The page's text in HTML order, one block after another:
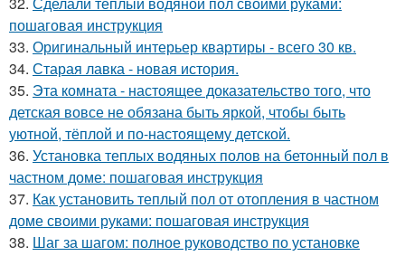
пошаговая инструкция
33. Оригинальный интерьер квартиры - всего 30 кв.
34. Старая лавка - новая история.
35. Эта комната - настоящее доказательство того, что
детская вовсе не обязана быть яркой, чтобы быть
уютной, тёплой и по-настоящему детской.
36. Установка теплых водяных полов на бетонный пол в
частном доме: пошаговая инструкция
37. Как установить теплый пол от отопления в частном
доме своими руками: пошаговая инструкция
38. Шаг за шагом: полное руководство по установке